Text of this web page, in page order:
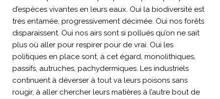
d’espèces vivantes en leurs eaux. Oui la biodiversité est
très entamée, progressivement décimée. Oui nos forêts
disparaissent. Oui nos airs sont si pollués qu’on ne sait
plus où aller pour respirer pour de vrai. Oui les
politiques en place sont, à cet égard, monolithiques,
passifs, autruches, pachydermiques. Les industriels
continuent à déverser à tout va leurs poisons sans
rougir, à aller chercher leurs matières à l’autre bout de